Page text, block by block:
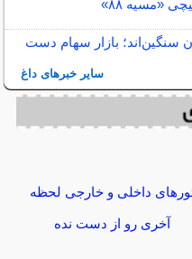
«مسیه ۸۸»
بازار سهام دست
سایر خبرهای داغ
داخلی و خارجی لحظه
آخری رو از دست نده